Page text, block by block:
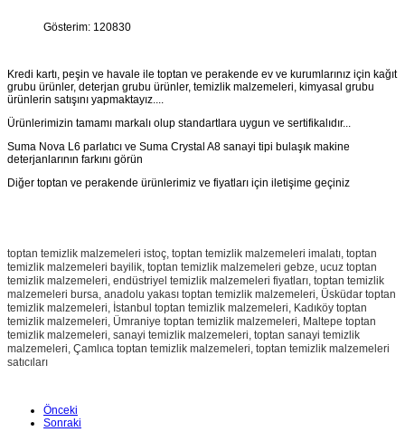
Gösterim: 120830
Kredi kartı, peşin ve havale ile toptan ve perakende ev ve kurumlarınız için kağıt
grubu ürünler, deterjan grubu ürünler, temizlik malzemeleri, kimyasal grubu
ürünlerin satışını yapmaktayız....
Ürünlerimizin tamamı markalı olup standartlara uygun ve sertifikalıdır...
Suma Nova L6 parlatıcı ve Suma Crystal A8 sanayi tipi bulaşık makine
deterjanlarının farkını görün
Diğer toptan ve perakende ürünlerimiz ve fiyatları için iletişime geçiniz
toptan temizlik malzemeleri istoç, toptan temizlik malzemeleri imalatı, toptan
temizlik malzemeleri bayilik, toptan temizlik malzemeleri gebze, ucuz toptan
temizlik malzemeleri, endüstriyel temizlik malzemeleri fiyatları, toptan temizlik
malzemeleri bursa, anadolu yakası toptan temizlik malzemeleri, Üsküdar toptan
temizlik malzemeleri, İstanbul toptan temizlik malzemeleri, Kadıköy toptan
temizlik malzemeleri, Ümraniye toptan temizlik malzemeleri, Maltepe toptan
temizlik malzemeleri, sanayi temizlik malzemeleri, toptan sanayi temizlik
malzemeleri, Çamlıca toptan temizlik malzemeleri, toptan temizlik malzemeleri
satıcıları
Önceki
Sonraki